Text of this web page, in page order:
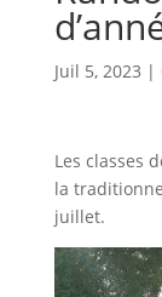
Juil 5, 2023 |
Les classes
la
juillet.